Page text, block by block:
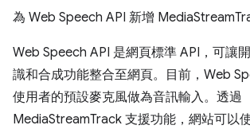
為 Web Speech API 新增
Web Speech API 是網頁標準 API，可讓
識和合成功能整合至網頁。目前，Web
使用者的預設麥克風做為音訊輸入。透過
MediaStreamTrack 支援功能，網站可以